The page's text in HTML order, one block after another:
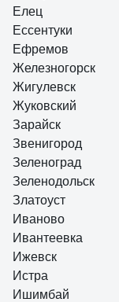
Елец
Ессентуки
Ефремов
Железногорск
Жигулевск
Жуковский
Зарайск
Звенигород
Зеленоград
Зеленодольск
Златоуст
Иваново
Ивантеевка
Ижевск
Истра
Ишимбай